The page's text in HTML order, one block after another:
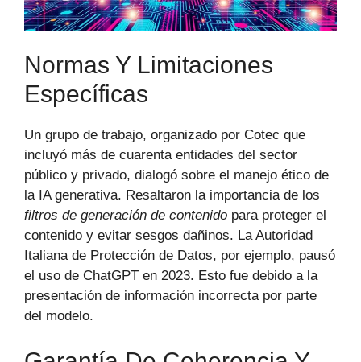
Normas Y Limitaciones
Específicas
Un grupo de trabajo, organizado por Cotec que
incluyó más de cuarenta entidades del sector
público y privado, dialogó sobre el manejo ético de
la IA generativa. Resaltaron la importancia de los
filtros de generación de contenido para proteger el
contenido y evitar sesgos dañinos. La Autoridad
Italiana de Protección de Datos, por ejemplo, pausó
el uso de ChatGPT en 2023. Esto fue debido a la
presentación de información incorrecta por parte
del modelo.